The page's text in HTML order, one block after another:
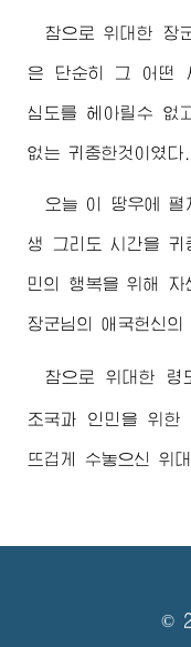
참으로위대한 장
은 단순히 그 어떤
심도를 헤아릴수 없
없는 귀중한것이였다.
오늘 이 땅우에 펼
생 그리도 시간을 귀
민의 행복을 위해 자
장군님 의 애국헌신의
참으로 위대한 령
조국과 인민을 위
뜨겁게 수놓으신 위
©